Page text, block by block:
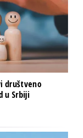
društveno
u Srbiji